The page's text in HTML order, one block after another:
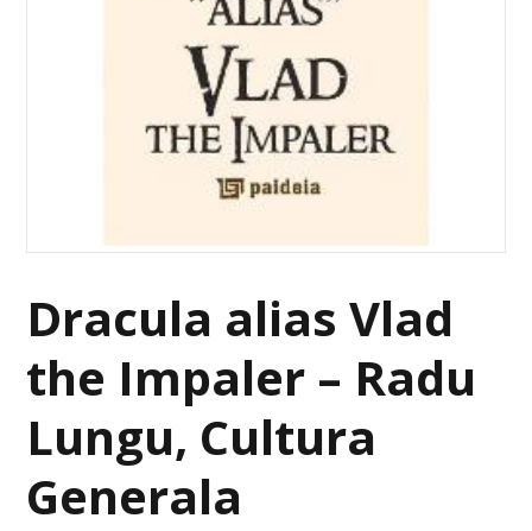
Dracula alias Vlad
the Impaler – Radu
Lungu, Cultura
Generala